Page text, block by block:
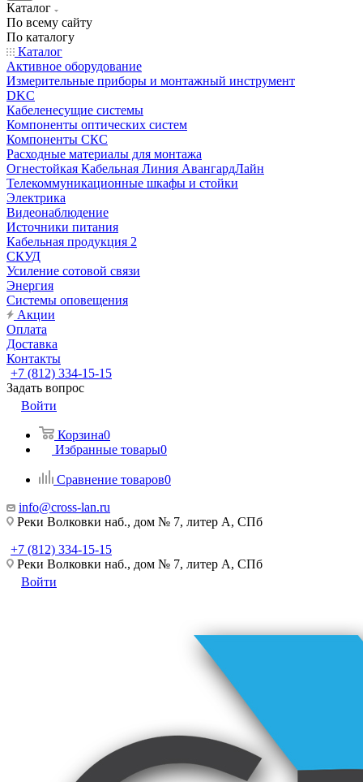
Каталог
По всему сайту
По каталогу
Каталог
Активное оборудование
Измерительные приборы и монтажный инструмент
DKC
Кабеленесущие системы
Компоненты оптических систем
Компоненты СКС
Расходные материалы для монтажа
Огнестойкая Кабельная Линия АвангардЛайн
Телекоммуникационные шкафы и стойки
Электрика
Видеонаблюдение
Источники питания
Кабельная продукция 2
СКУД
Усиление сотовой связи
Энергия
Системы оповещения
Акции
Оплата
Доставка
Контакты
+7 (812) 334-15-15
Задать вопрос
Войти
Корзина0
Избранные товары0
Сравнение товаров0
info@cross-lan.ru
Реки Волковки наб., дом № 7, литер А, СПб
+7 (812) 334-15-15
Реки Волковки наб., дом № 7, литер А, СПб
Войти